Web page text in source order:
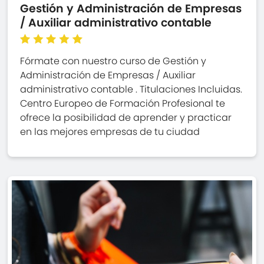
Gestión y Administración de Empresas
/ Auxiliar administrativo contable
Fórmate con nuestro curso de Gestión y
Administración de Empresas / Auxiliar
administrativo contable . Titulaciones Incluidas.
Centro Europeo de Formación Profesional te
ofrece la posibilidad de aprender y practicar
en las mejores empresas de tu ciudad